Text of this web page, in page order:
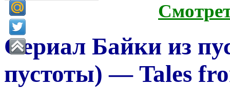
Сериал Байки из
пустоты) — Tales